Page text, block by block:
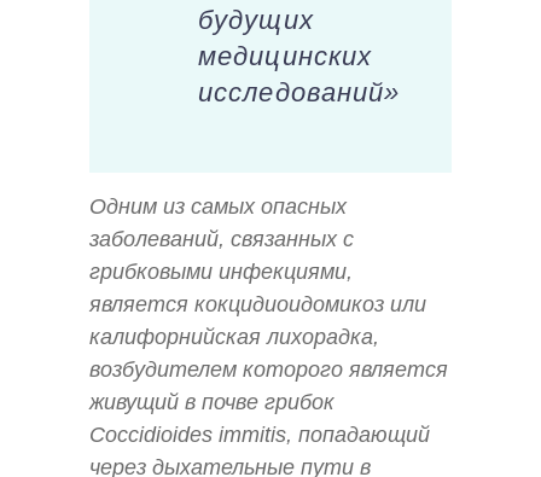
будущих
медицинских
исследований»
Одним из самых опасных
заболеваний, связанных с
грибковыми инфекциями,
является кокцидиоидомикоз или
калифорнийская лихорадка,
возбудителем которого является
живущий в почве грибок
Coccidioides immitis, попадающий
через дыхательные пути в